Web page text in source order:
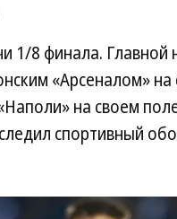
1/8 финала.
«Арсеналом» на
на своем
спортивный